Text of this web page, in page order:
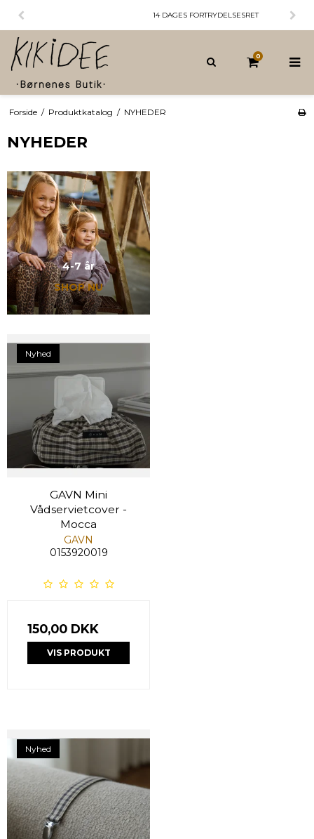
14 DAGES FORTRYDELSESRET
0
Forside / Produktkatalog / NYHEDER
NYHEDER
4-7 år
SHOP NU
Nyhed
GAVN Mini
Vådservietcover -
Mocca
GAVN
0153920019
150,00 DKK
VIS PRODUKT
Nyhed